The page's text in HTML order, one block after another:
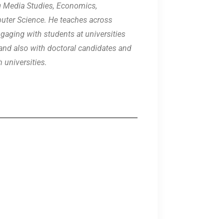
Studies, Economics,
Science. He teaches across
with students at universities
also with doctoral candidates and
universities.